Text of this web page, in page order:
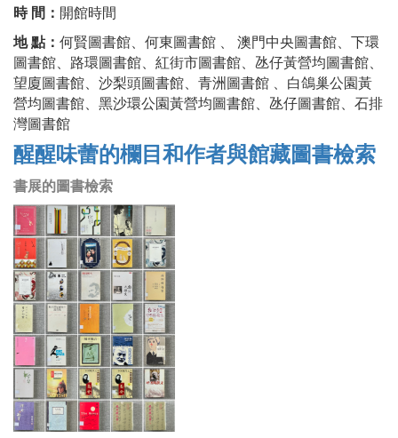
時 間： 開館時間
地 點： 何賢圖書館、何東圖書館 、 澳門中央圖書館、下環
圖書館、路環圖書館、紅街市圖書館、氹仔黃營均圖書館、
望廈圖書館、沙梨頭圖書館、青洲圖書館 、白鴿巢公園黃
營均圖書館、黑沙環公園黃營均圖書館、氹仔圖書館、石排
灣圖書館
醒醒味蕾的欄目和作者與館藏圖書檢索
書展的圖書檢索